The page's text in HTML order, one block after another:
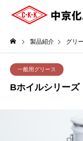
製品紹介 グリ
一般用グリース
Bホイルシリーズ